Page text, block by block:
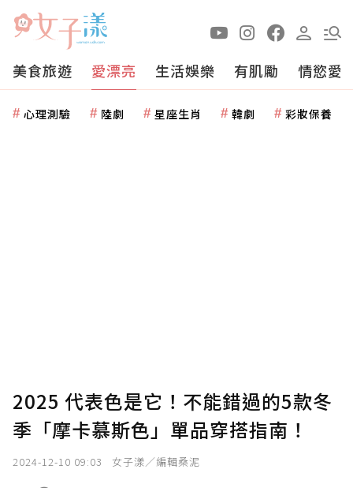
美食旅遊 愛漂亮 生活娛樂 有肌勵 情慾愛
心理測驗 陸劇 星座生肖 韓劇 彩妝保養
2025 代表色是它！不能錯過的5款冬
季「摩卡慕斯色」單品穿搭指南！
2024-12-10 09:03 女子漾／編輯桑泥